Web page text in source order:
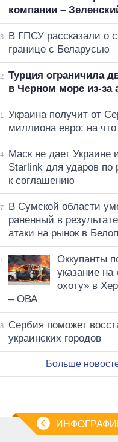
компании –
В ГПСУ рассказали о
границе с Беларусью
Турция ограничила
в Черном море из-за
Украина получит от
миллиона евро: на что
Маск не дает Украине
Starlink для ударов по
к соглашению
В Сумской области
раненный в
атаки на рынок в
Оккупанты
указание
охоту» в
– ОВА
Сербия поможет
украинских городов
Больше